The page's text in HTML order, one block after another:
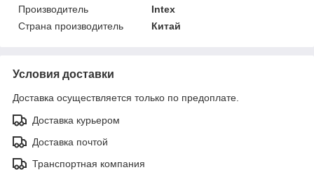
Производитель
Intex
Страна производитель
Китай
Условия доставки
Доставка осуществляется только по предоплате.
Доставка курьером
Доставка почтой
Транспортная компания